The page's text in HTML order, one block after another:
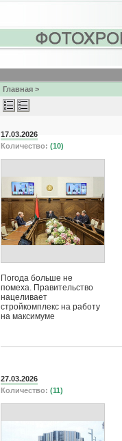
Главная >
17.03.2026
Количество: (10)
Погода больше не
помеха. Правительство
нацеливает
стройкомплекс на работу
на максимуме
27.03.2026
Количество: (11)